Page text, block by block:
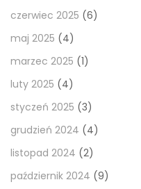
czerwiec 2025 (6)
maj 2025 (4)
marzec 2025 (1)
luty 2025 (4)
styczeń 2025 (3)
grudzień 2024 (4)
listopad 2024 (2)
październik 2024 (9)